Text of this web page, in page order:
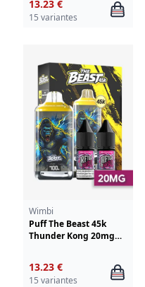
13.23 €
15 variantes
Wimbi
Puff The Beast 45k
Thunder Kong 20mg
13.23 €
15 variantes